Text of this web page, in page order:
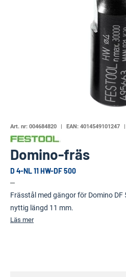
Art. nr: 004684820 EAN: 4014549101247
Domino-fräs
D 4-NL 11 HW-DF 500
Frässtål med gängor för Domino DF
nyttig längd 11 mm.
Läs mer